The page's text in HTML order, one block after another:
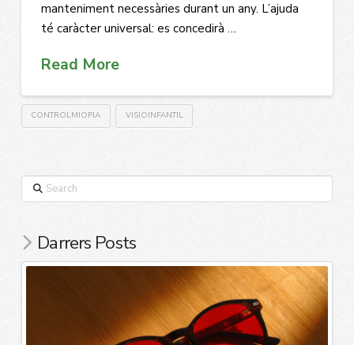
manteniment necessàries durant un any. L’ajuda
té caràcter universal: es concedirà …
Read More
CONTROLMIOPIA VISIOINFANTIL
Search
Darrers Posts